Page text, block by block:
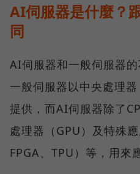
AI伺服器是什麼？
同
AI伺服器和一般伺服器的
一般伺服器以中央處理
提供，而AI伺服器除了
處理器（GPU）及特殊應
FPGA、TPU）等，用來